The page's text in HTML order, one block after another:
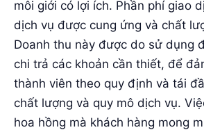
môi giới có lợi ích. Phần phí giao
dịch vụ được cung ứng và chất
Doanh thu này được do sử dụng
chi trả các khoản cần thiết, để
thành viên theo quy định và tái
chất lượng và quy mô dịch vụ.
hoa hồng mà khách hàng mong